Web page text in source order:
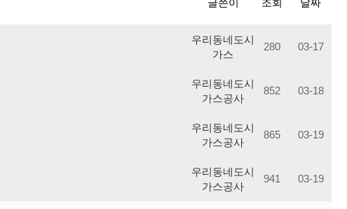
글쓴이 조회 날짜
우리동네도시
가스
280 03-17
우리동네도시
가스공사
852 03-18
우리동네도시
가스공사
865 03-19
우리동네도시
가스공사
941 03-19